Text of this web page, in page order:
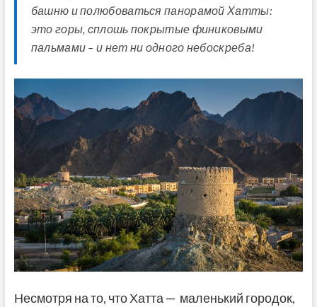
башню и полюбоваться панорамой Хатты:
это горы, сплошь покрытые финиковыми
пальмами – и нет ни одного небоскреба!
Несмотря на то, что Хатта — маленький городок,